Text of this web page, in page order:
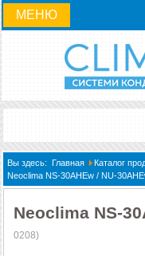
МЕНЮ
Вы здесь: Главная Каталог
Neoclima NS-30AHEw / NU-
Neoclima NS-
0208)